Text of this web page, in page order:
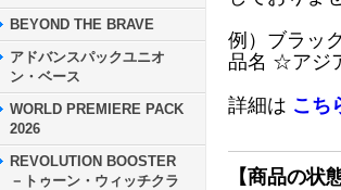
BEYOND THE BRAVE
アドバンスパックユニオ
ン・ベース
WORLD PREMIERE PACK
2026
REVOLUTION BOOSTER
－トゥーン・ウィッチクラ
例）ブラッ
品名 ☆アジ
詳細は こち
【商品の状